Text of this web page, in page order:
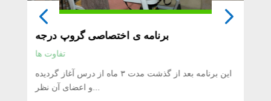
برنامه ی اختصاصی گروپ درجه
تفاوت ها
این برنامه بعد از گذشت مدت ۳ ماه از درس آغاز گردیده
و اعضای آن نظر...